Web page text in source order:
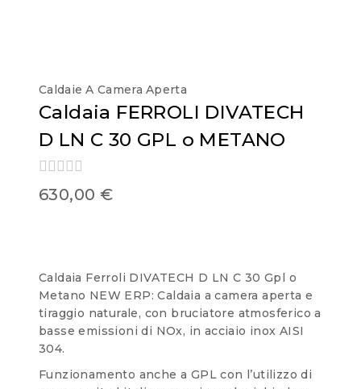
Caldaie A Camera Aperta
Caldaia FERROLI DIVATECH
D LN C 30 GPL o METANO
0
out
630,00 €
Caldaia Ferroli DIVATECH D LN C 30 Gpl o
Metano NEW ERP: Caldaia a camera aperta e
tiraggio naturale, con bruciatore atmosferico a
basse emissioni di NOx, in acciaio inox AISI
304.
Funzionamento anche a GPL con l’utilizzo di